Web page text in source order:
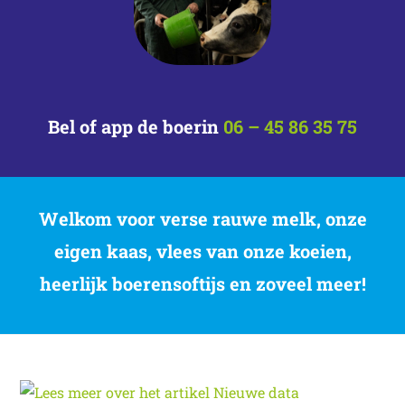
Bel of app de boerin 06 – 45 86 35 75
Welkom voor verse rauwe melk, onze
eigen kaas, vlees van onze koeien,
heerlijk boerensoftijs en zoveel meer!